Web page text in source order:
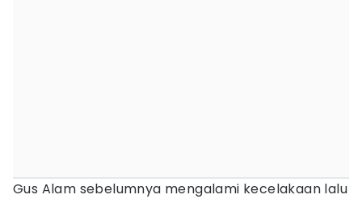
Gus Alam sebelumnya mengalami kecelakaan lalu